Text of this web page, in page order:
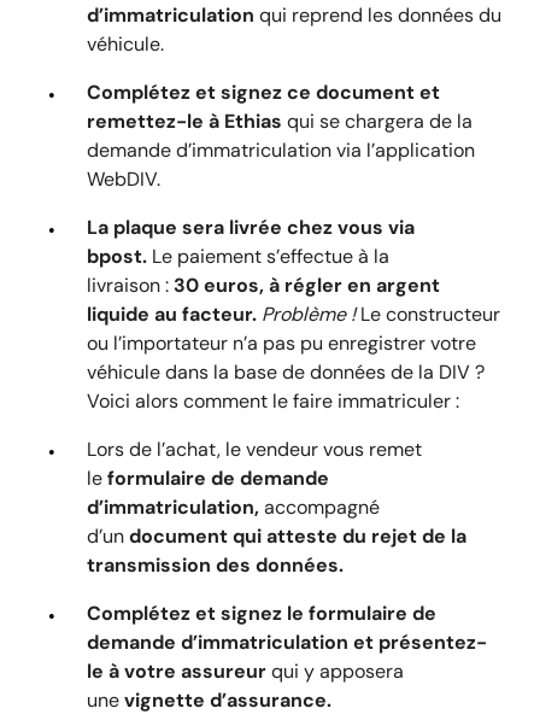
d’immatriculation qui reprend les données du
véhicule.
Complétez et signez ce document et
remettez-le à Ethias qui se chargera de la
demande d’immatriculation via l’application
WebDIV.
La plaque sera livrée chez vous via
bpost. Le paiement s’effectue à la
livraison : 30 euros, à régler en argent
liquide au facteur. Problème !Le constructeur
ou l’importateur n’a pas pu enregistrer votre
véhicule dans la base de données de la DIV ?
Voici alors comment le faire immatriculer :
Lors de l’achat, le vendeur vous remet
leformulaire de demande
d’immatriculation,accompagné
d’undocument qui atteste du rejet de la
transmission des données.
Complétez et signez le formulaire de
demande d’immatriculation et présentez-
le à votre assureurqui y apposera
unevignette d’assurance.